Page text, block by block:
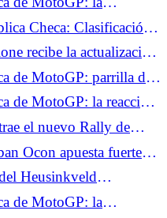
Quartararo se pierde,
Checa: Clasificación
domina, Fabio
10
recibe la actualización
Xbox.
de MotoGP: parrilla de
Fabio Quartararo
de MotoGP: la reacción
pole position
el nuevo Rally de
Ocon apuesta fuerte
de semana
Heusinkveld
de MotoGP: la